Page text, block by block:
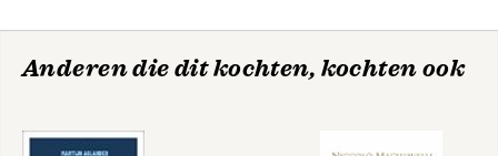
Anderen die dit kochten, kochten ook